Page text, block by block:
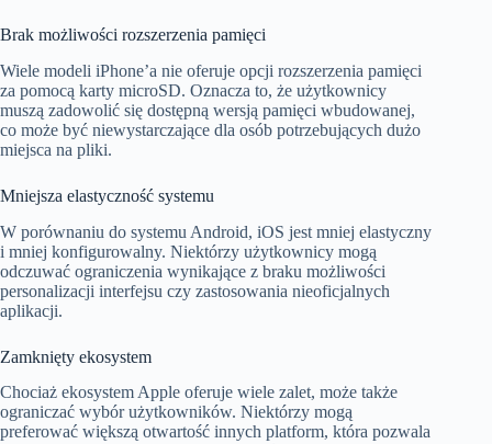
Brak możliwości rozszerzenia pamięci
Wiele modeli iPhone’a nie oferuje opcji rozszerzenia pamięci
za pomocą karty microSD. Oznacza to, że użytkownicy
muszą zadowolić się dostępną wersją pamięci wbudowanej,
co może być niewystarczające dla osób potrzebujących dużo
miejsca na pliki.
Mniejsza elastyczność systemu
W porównaniu do systemu Android, iOS jest mniej elastyczny
i mniej konfigurowalny. Niektórzy użytkownicy mogą
odczuwać ograniczenia wynikające z braku możliwości
personalizacji interfejsu czy zastosowania nieoficjalnych
aplikacji.
Zamknięty ekosystem
Chociaż ekosystem Apple oferuje wiele zalet, może także
ograniczać wybór użytkowników. Niektórzy mogą
preferować większą otwartość innych platform, która pozwala